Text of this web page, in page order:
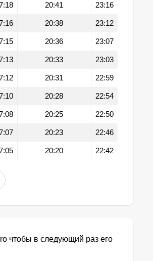
20:41 23:16
20:38 23:12
20:36 23:07
20:33 23:03
20:31 22:59
20:28 22:54
20:25 22:50
20:23 22:46
20:20 22:42
чтобы в следующий раз его